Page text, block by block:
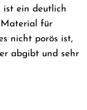
ist ein deutlich
Material für
nicht porös ist,
abgibt und sehr